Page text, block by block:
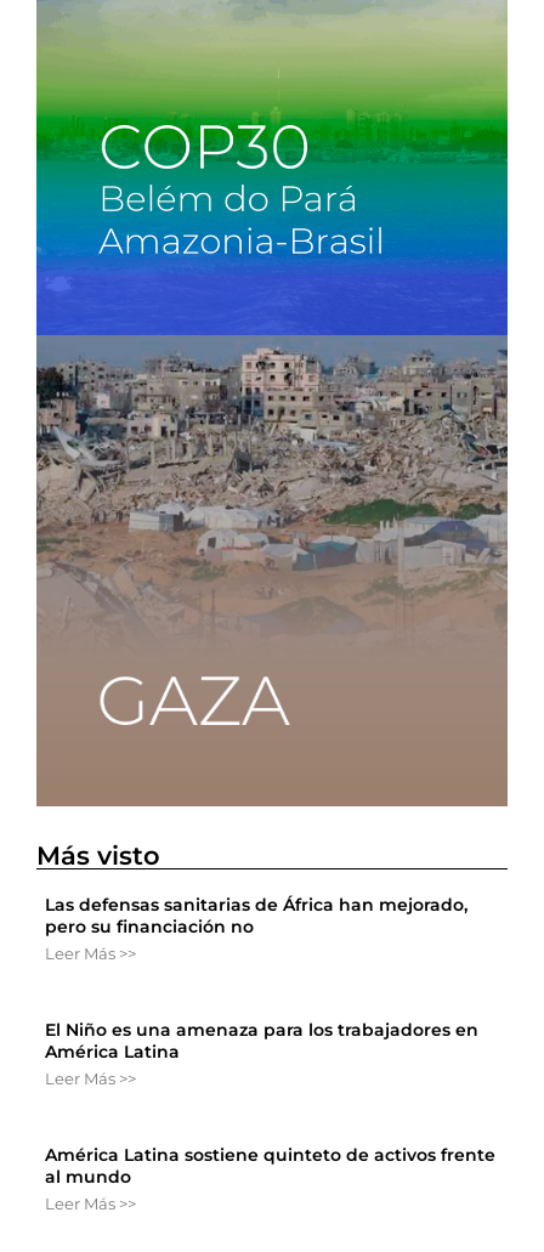
Más visto
Las defensas sanitarias de África han mejorado,
pero su financiación no
Leer Más >>
El Niño es una amenaza para los trabajadores en
América Latina
Leer Más >>
América Latina sostiene quinteto de activos frente
al mundo
Leer Más >>